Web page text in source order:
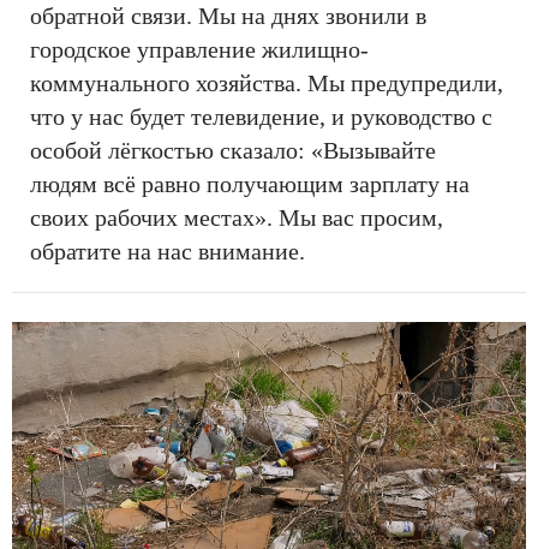
обратной связи. Мы на днях звонили в
городское управление жилищно-
коммунального хозяйства. Мы предупредили,
что у нас будет телевидение, и руководство с
особой лёгкостью сказало: «Вызывайте
людям всё равно получающим зарплату на
своих рабочих местах». Мы вас просим,
обратите на нас внимание.